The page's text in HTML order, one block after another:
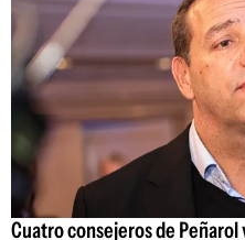
Cuatro consejeros de